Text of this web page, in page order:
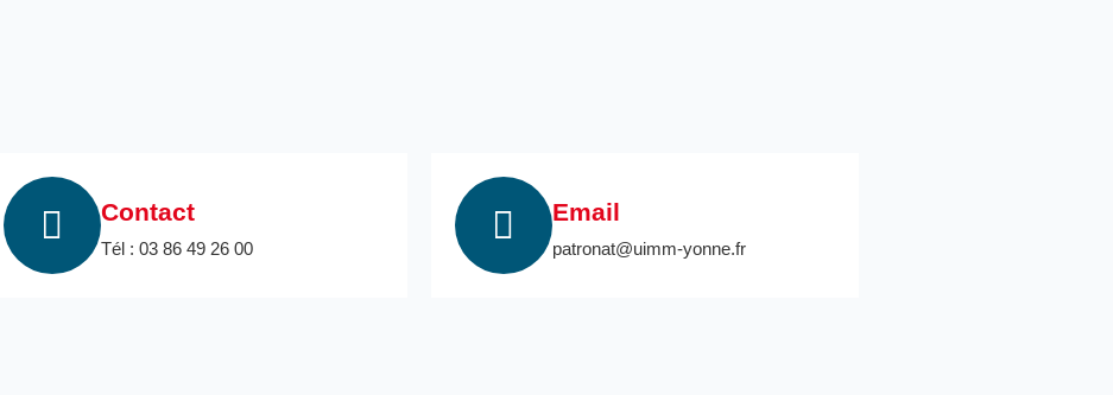
Contact
Tél : 03 86 49 26 00
Email
patronat@uimm-yonne.fr